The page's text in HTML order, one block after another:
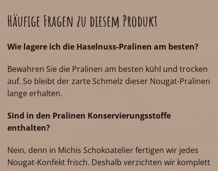
Häufige Fragen zu diesem Produkt
Wie lagere ich die Haselnuss-Pralinen am besten?
Bewahren Sie die Pralinen am besten kühl und trocken
auf. So bleibt der zarte Schmelz dieser Nougat-Pralinen
lange erhalten.
Sind in den Pralinen Konservierungsstoffe
enthalten?
Nein, denn in Michis Schokoatelier fertigen wir jedes
Nougat-Konfekt frisch. Deshalb verzichten wir komplett